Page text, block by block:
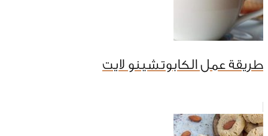
طريقة عمل الكابوتشينو لايت